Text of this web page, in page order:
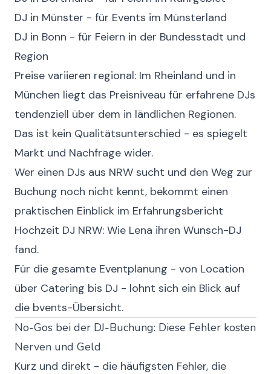
DJ in Münster - für Events im Münsterland
DJ in Bonn - für Feiern in der Bundesstadt und
Region
Preise variieren regional: Im Rheinland und in
München liegt das Preisniveau für erfahrene DJs
tendenziell über dem in ländlichen Regionen.
Das ist kein Qualitätsunterschied - es spiegelt
Markt und Nachfrage wider.
Wer einen DJs aus NRW sucht und den Weg zur
Buchung noch nicht kennt, bekommt einen
praktischen Einblick im Erfahrungsbericht
Hochzeit DJ NRW: Wie Lena ihren Wunsch-DJ
fand.
Für die gesamte Eventplanung - von Location
über Catering bis DJ - lohnt sich ein Blick auf
die bvents-Übersicht.
No-Gos bei der DJ-Buchung: Diese Fehler kosten
Nerven und Geld
Kurz und direkt - die häufigsten Fehler, die